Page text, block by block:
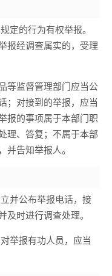
定的行为有权举报。
报经调查属实的，受理
等监督管理部门应当公
；对接到的举报，应当
报的事项属于本部门职
理、答复；不属于本部
告知举报人。
并公布举报电话，接
时进行调查处理。
举报有功人员，应当